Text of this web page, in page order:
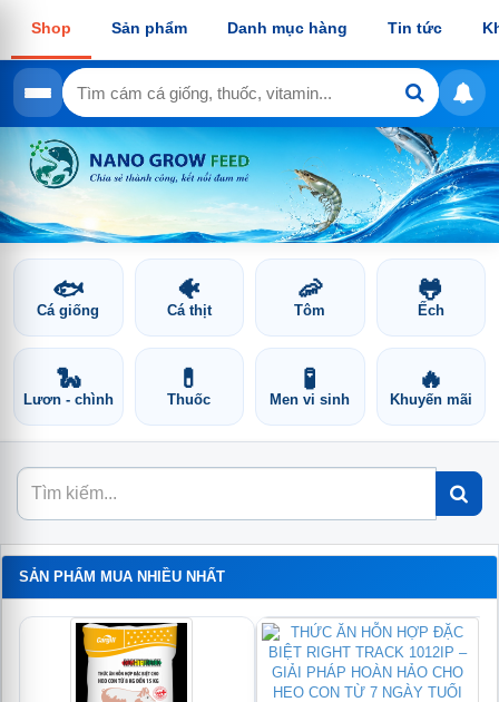
🐟
Cá giống
🐠
Cá thịt
🦐
Tôm
🐸
Ếch
🐍
Lươn - chình
💊
Thuốc
🧪
Men vi sinh
🔥
Khuyến mãi
Shop Sản phẩm Danh mục hàng Tin tức
SẢN PHẨM MUA NHIỀU NHẤT